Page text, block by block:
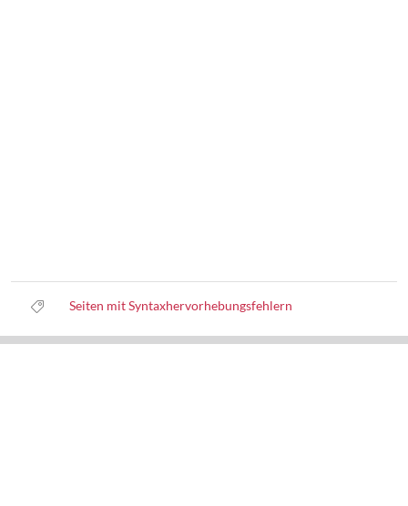
Seiten mit Syntaxhervorhebungsfehlern